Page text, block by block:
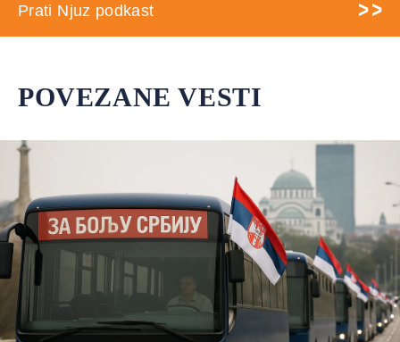
Prati Njuz podkast
POVEZANE VESTI